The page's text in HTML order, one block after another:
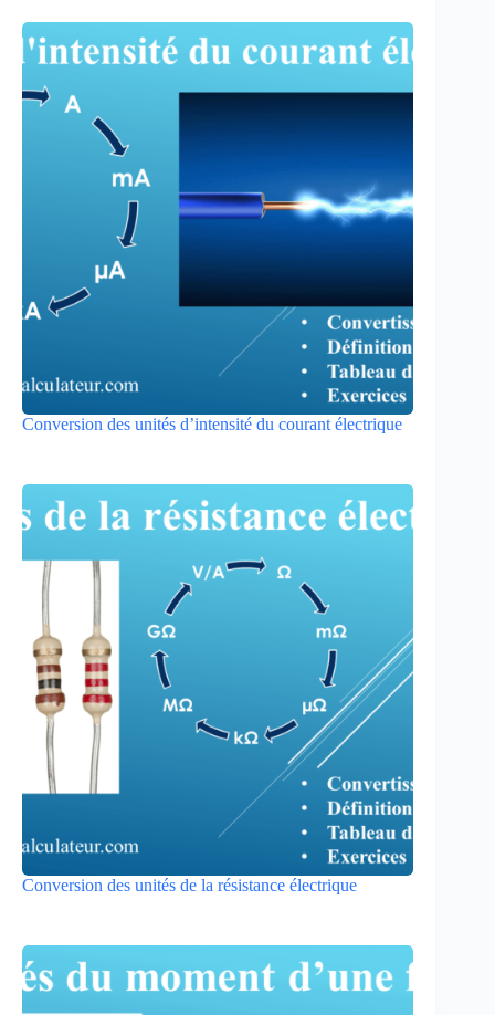
Conversion des unités d’intensité du courant électrique
Conversion des unités de la résistance électrique